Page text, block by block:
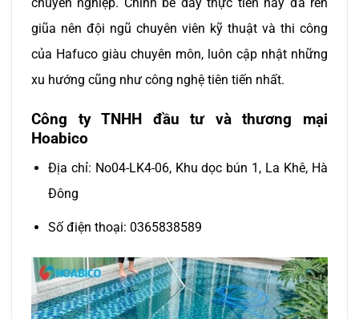
giũa nên đội ngũ chuyên viên kỹ thuật và thi công
của Hafuco giàu chuyên môn, luôn cập nhật những
xu hướng cũng như công nghệ tiên tiến nhất.
Công ty TNHH đầu tư và thương mại
Hoabico
Địa chỉ: No04-LK4-06, Khu dọc bún 1, La Khê, Hà
Đông
Số điện thoại: 0365838589